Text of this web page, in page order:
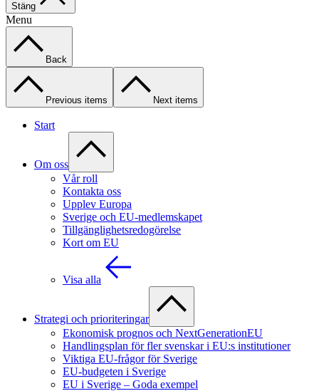
Stäng
Menu
Back
Previous items Next items
Start
Om oss
Vår roll
Kontakta oss
Upplev Europa
Sverige och EU-medlemskapet
Tillgänglighetsredogörelse
Kort om EU
Visa alla
Strategi och prioriteringar
Ekonomisk prognos och NextGenerationEU
Handlingsplan för fler svenskar i EU:s institutioner
Viktiga EU-frågor för Sverige
EU-budgeten i Sverige
EU i Sverige – Goda exempel